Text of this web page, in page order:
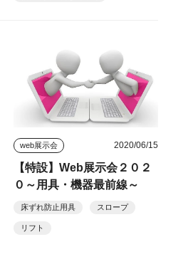
web展示会 2020/06/15
【特設】Web展示会２０２
０～用具・機器最前線～
床ずれ防止用具 スロープ
リフト